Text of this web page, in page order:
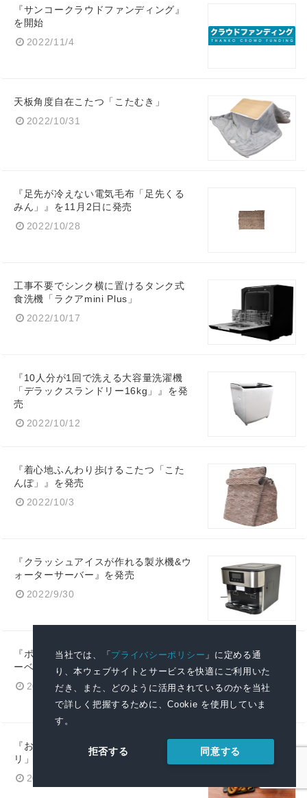
当社では、「プライバシーポリシー 」に定める通
り、本ウェブサイトとサービスを快適にご利用いた
だき、また、どのように活用されているのかを当社
で詳しく把握するために、Cookie を使用していま
す。
拒否する 同意する
『サンコークラウドファンディング』
を開始
2022/11/4
天板角度自在こたつ「こたむき」
2022/10/31
『足先が冷えない電気毛布「足先くる
みん」』を11月2日に発売
2022/10/28
工事不要でシンク横に置けるタンク式
食洗機「ラクアmini Plus」
2022/10/17
『10人分が1回で洗える大容量洗濯機
「デラックスランドリー16kg」』を発
売
2022/10/12
『着心地ふんわり歩けるこたつ「こた
んぽ」』を発売
2022/10/3
『クラッシュアイスが作れる製氷機&ウ
ォーターサーバー』を発売
2022/9/30
『ポケットまで温かい「洗えるヒータ
ーベスト」』を発売
2022/9/26
『おひとりさま用フライヤー「カラ
リ」』を発売
2022/9/20